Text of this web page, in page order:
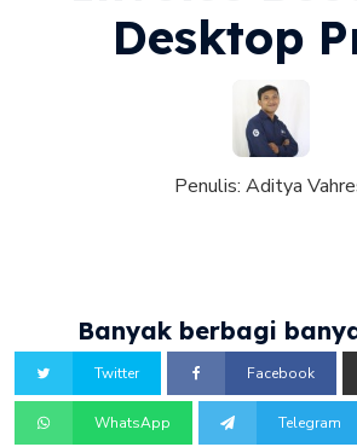
Desktop
Penulis: Aditya
Banyak berbagi
Twitter Facebook
WhatsApp Telegram